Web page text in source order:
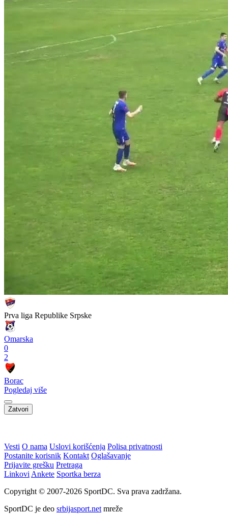
Prva liga Republike Srpske
Omarska
0
2
Borac
Pogledaj više
Zatvori
Vesti O nama Uslovi korišćenja Polisa privatnosti
Postanite korisnik Kontakt Oglašavanje
Prijavite grešku Pretraga
Linkovi Ankete Sportka berza
Copyright © 2007-2026 SportDC. Sva prava zadržana.
SportDC je deo srbijasport.net mreže